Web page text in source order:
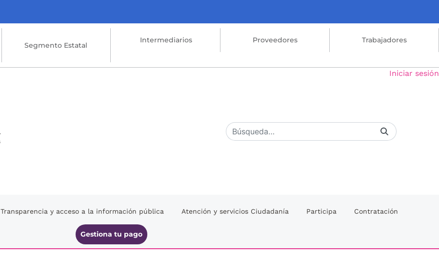
Segmento Estatal
Intermediarios Proveedores Trabajadores
Iniciar sesión
Transparencia y acceso a la información pública Atención y servicios Ciudadanía Participa Contratación
Gestiona tu pago